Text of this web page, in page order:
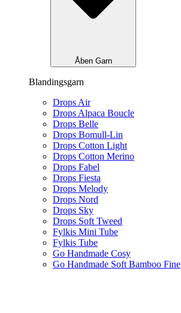
Åben Garn
Blandingsgarn
Drops Air
Drops Alpaca Boucle
Drops Belle
Drops Bomull-Lin
Drops Cotton Light
Drops Cotton Merino
Drops Fabel
Drops Fiesta
Drops Melody
Drops Nord
Drops Sky
Drops Soft Tweed
Fylkis Mini Tube
Fylkis Tube
Go Handmade Cosy
Go Handmade Soft Bamboo Fine